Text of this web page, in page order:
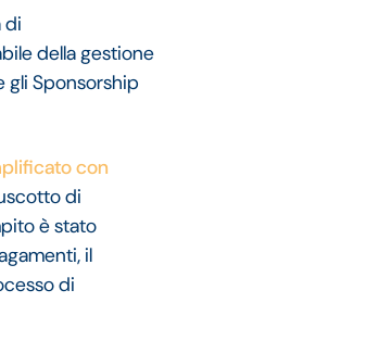
di
della gestione
gli Sponsorship
con
di
è stato
il
di